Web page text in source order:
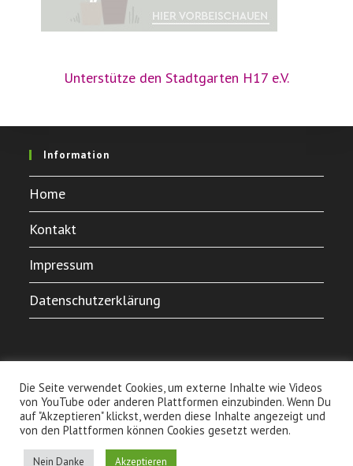
Unterstütze den Stadtgarten H17 e.V.
Information
Home
Kontakt
Impressum
Datenschutzerklärung
Home Kontakt Impressum
Die Seite verwendet Cookies, um externe Inhalte wie Videos
von YouTube oder anderen Plattformen einzubinden. Wenn Du
auf "Akzeptieren" klickst, werden diese Inhalte angezeigt und
von den Plattformen können Cookies gesetzt werden.
Nein Danke Akzeptieren